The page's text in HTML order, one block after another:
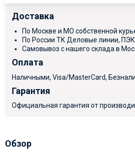
Доставка
По Москве и МО собственной
По России ТК Деловые линии,
Самовывоз с нашего склада в
Оплата
Наличными, Visa/MasterCard,
Гарантия
Официальная гарантия от
Обзор